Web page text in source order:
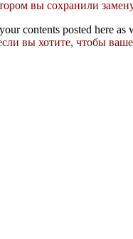
вы сохранили
contents posted here as
вы хотите, чтобы